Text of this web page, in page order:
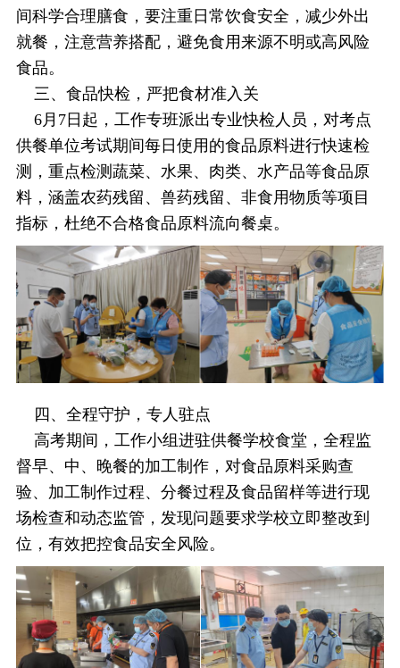
间科学合理膳食，要注重日常饮食安全，减少外出
就餐，注意营养搭配，避免食用来源不明或高风险
食品。
三、食品快检，严把食材准入关
6月7日起，工作专班派出专业快检人员，对考点
供餐单位考试期间每日使用的食品原料进行快速检
测，重点检测蔬菜、水果、肉类、水产品等食品原
料，涵盖农药残留、兽药残留、非食用物质等项目
指标，杜绝不合格食品原料流向餐桌。
四、全程守护，专人驻点
高考期间，工作小组进驻供餐学校食堂，全程监
督早、中、晚餐的加工制作，对食品原料采购查
验、加工制作过程、分餐过程及食品留样等进行现
场检查和动态监管，发现问题要求学校立即整改到
位，有效把控食品安全风险。